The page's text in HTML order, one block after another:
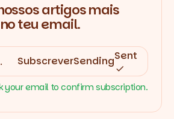
artigos mais
teu email.
SubscreverSendingSent
your email to confirm subscription.